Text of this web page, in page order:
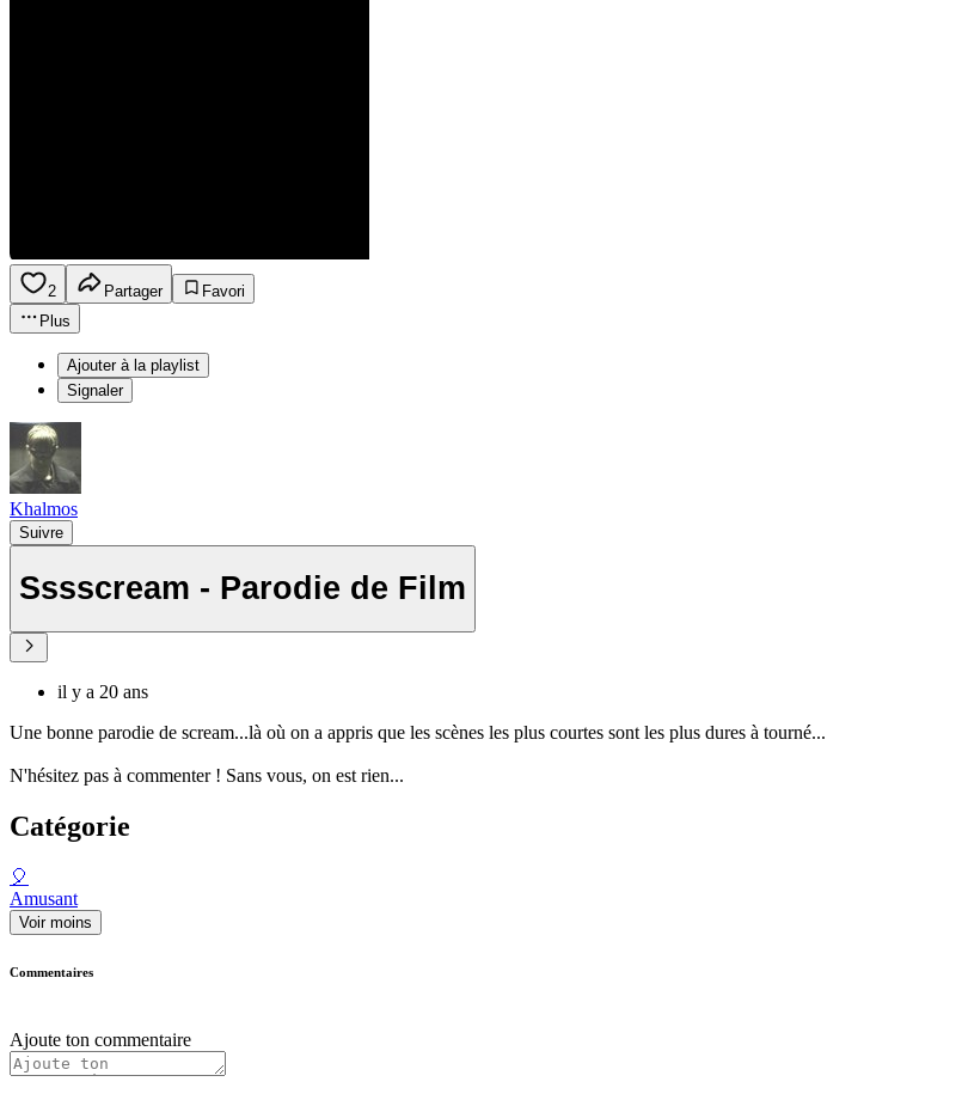
2 Partager
Favori
Plus
Ajouter à la playlist
Signaler
Khalmos
Suivre
Sssscream - Parodie de Film
il y a 20 ans
Une bonne parodie de scream...là où on a appris que les scènes les plus courtes sont les plus dures à tourné...
N'hésitez pas à commenter ! Sans vous, on est rien...
Catégorie
🎈
Amusant
Voir moins
Commentaires
Ajoute ton commentaire